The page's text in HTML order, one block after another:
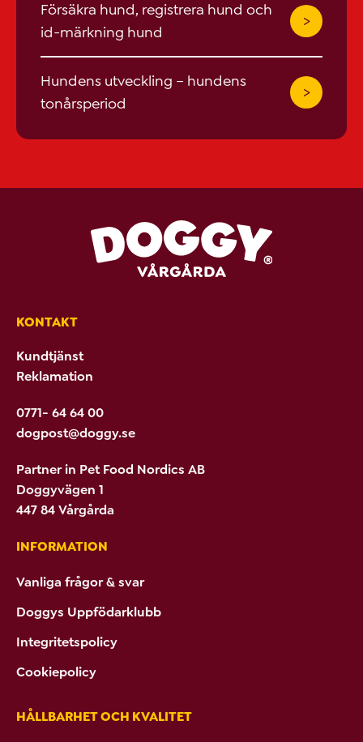
Försäkra hund, registrera hund och
id-märkning hund
Hundens utveckling – hundens
tonårsperiod
KONTAKT
Kundtjänst
Reklamation
0771- 64 64 00
dogpost@doggy.se
Partner in Pet Food Nordics AB
Doggyvägen 1
447 84 Vårgårda
INFORMATION
Vanliga frågor & svar
Doggys Uppfödarklubb
Integritetspolicy
Cookiepolicy
HÅLLBARHET OCH KVALITET